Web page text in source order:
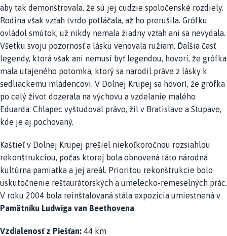
aby tak demonštrovala, že sú jej cudzie spoločenské rozdiely.
Rodina však vzťah tvrdo potláčala, až ho prerušila. Grófku
ovládol smútok, už nikdy nemala žiadny vzťah ani sa nevydala.
Všetku svoju pozornosť a lásku venovala ružiam. Ďalšia časť
legendy, ktorá však ani nemusí byť legendou, hovorí, že grófka
mala utajeného potomka, ktorý sa narodil práve z lásky k
sedliackemu mládencovi. V Dolnej Krupej sa hovorí, že grófka
po celý život dozerala na výchovu a vzdelanie malého
Eduarda. Chlapec vyštudoval právo, žil v Bratislave a Stupave,
kde je aj pochovaný.
Kaštieľ v Dolnej Krupej prešiel niekoľkoročnou rozsiahlou
rekonštrukciou, počas ktorej bola obnovená táto národná
kultúrna pamiatka a jej areál. Prioritou rekonštrukcie bolo
uskutočnenie reštaurátorských a umelecko-remeselných prác.
V roku 2004 bola reinštalovaná stála expozícia umiestnená v
Pamätníku Ludwiga van Beethovena.
Vzdialenosť z Piešťan: 44 km